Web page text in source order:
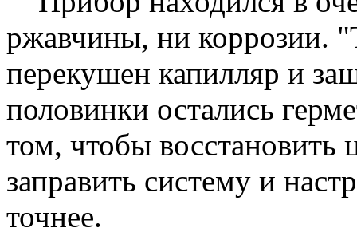
ржавчины, ни коррозии.
перекушен капилляр и
половинки остались
том, чтобы восстановить
заправить систему и
точнее.